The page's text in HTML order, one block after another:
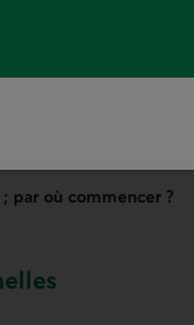
; par où commencer ?